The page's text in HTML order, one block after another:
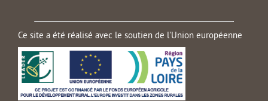
Ce site a été réalisé avec le soutien de l'Union européenne